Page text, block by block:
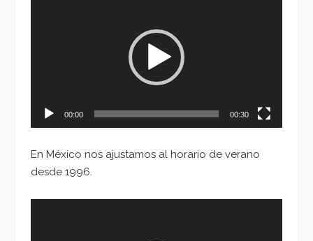
00:00 00:30
En México nos ajustamos al horario de verano
desde 1996.